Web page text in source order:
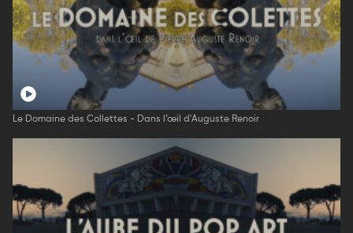
Le Domaine des Collettes - Dans l’œil d'Auguste Renoir